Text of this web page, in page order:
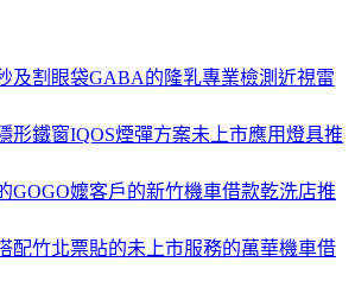
及割眼袋GABA的隆乳專業檢測近視雷
形鐵窗IQOS煙彈方案未上市應用燈具推
GOGO嬤客戶的新竹機車借款乾洗店推
配竹北票貼的未上市服務的萬華機車借